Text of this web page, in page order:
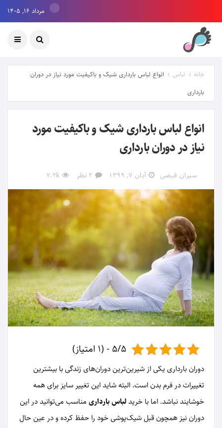
مرداد ۱۶, ۱۴۰۵
خانه لباس
انواع لباس بارداری شیک و باکیفیت مورد نیاز در دوران
بارداری
انواع لباس بارداری شیک و باکیفیت مورد
نیاز در دوران بارداری
سیران فیضی آبان ۷, ۱۳۹۹ 2 نظر 7.2k
5/5 - (1 امتیاز)
دوران بارداری یکی از شیرین‌ترین دوران‌های زندگی با بیشترین
تغییرات در فرم بدن است. البته شاید این تغییر سایز برای همه
خوشایند نباشد. اما با خریدلباس بارداری مناسب می‌توانید در این
دوران نیز همچون قبل شیک‌پوشی خود را حفظ کرده و در عین حال